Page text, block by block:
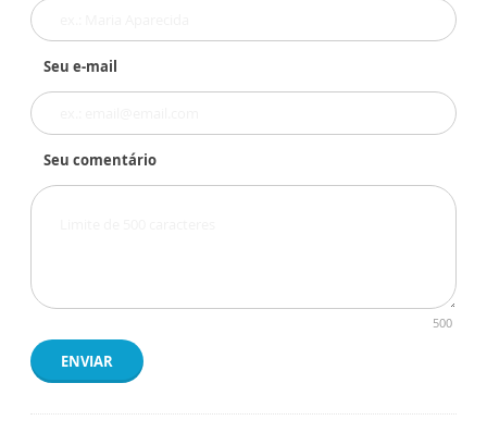
Seu e-mail
Seu comentário
500
ENVIAR